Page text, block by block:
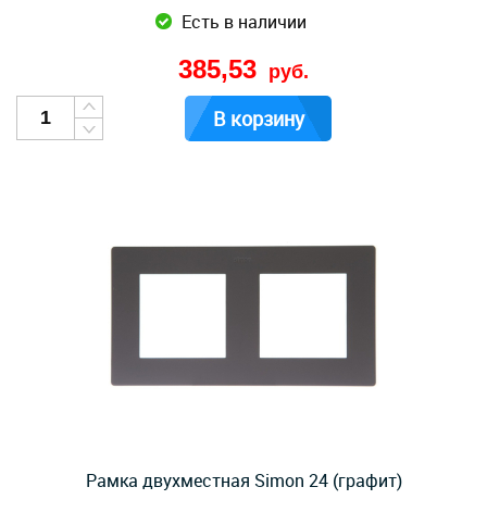
Есть в наличии
385,53 руб.
В корзину
Рамка двухместная Simon 24 (графит)